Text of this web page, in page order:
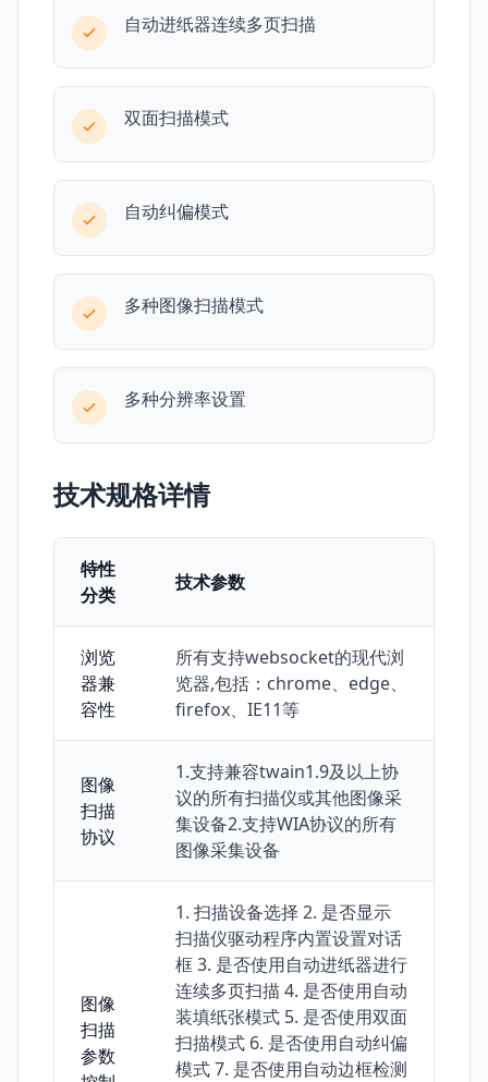
自动进纸器连续多页扫描
双面扫描模式
自动纠偏模式
多种图像扫描模式
多种分辨率设置
技术规格详情
特性
分类
技术参数
浏览
器兼
容性
所有支持websocket的现代浏
览器,包括：chrome、edge、
firefox、IE11等
图像
扫描
协议
1.支持兼容twain1.9及以上协
议的所有扫描仪或其他图像采
集设备2.支持WIA协议的所有
图像采集设备
图像
扫描
参数
1. 扫描设备选择 2. 是否显示
扫描仪驱动程序内置设置对话
框 3. 是否使用自动进纸器进行
连续多页扫描 4. 是否使用自动
装填纸张模式 5. 是否使用双面
扫描模式 6. 是否使用自动纠偏
模式 7. 是否使用自动边框检测